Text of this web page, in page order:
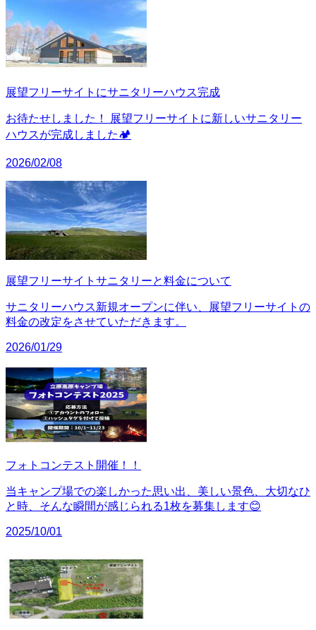
展望フリーサイトにサニタリーハウス完成
お待たせしました！ 展望フリーサイトに新しいサニタリー
ハウスが完成しました🏕️
2026/02/08
展望フリーサイトサニタリーと料金について
サニタリーハウス新規オープンに伴い、展望フリーサイトの
料金の改定をさせていただきます。
2026/01/29
フォトコンテスト開催！！
当キャンプ場での楽しかった思い出、美しい景色、大切なひ
と時、そんな瞬間が感じられる1枚を募集します😊
2025/10/01